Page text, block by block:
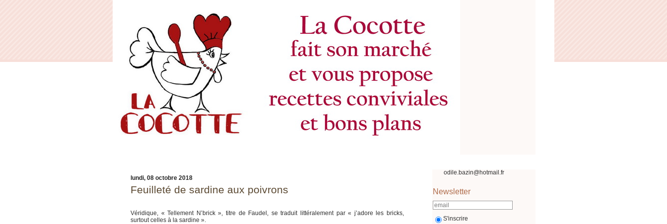
odile.bazin@hotmail.fr
Newsletter
S'inscrire
lundi, 08 octobre 2018
Feuilleté de sardine aux poivrons
Véridique, « Tellement N’brick », titre de Faudel, se traduit littéralement par « j’adore les bricks,
surtout celles à la sardine ».